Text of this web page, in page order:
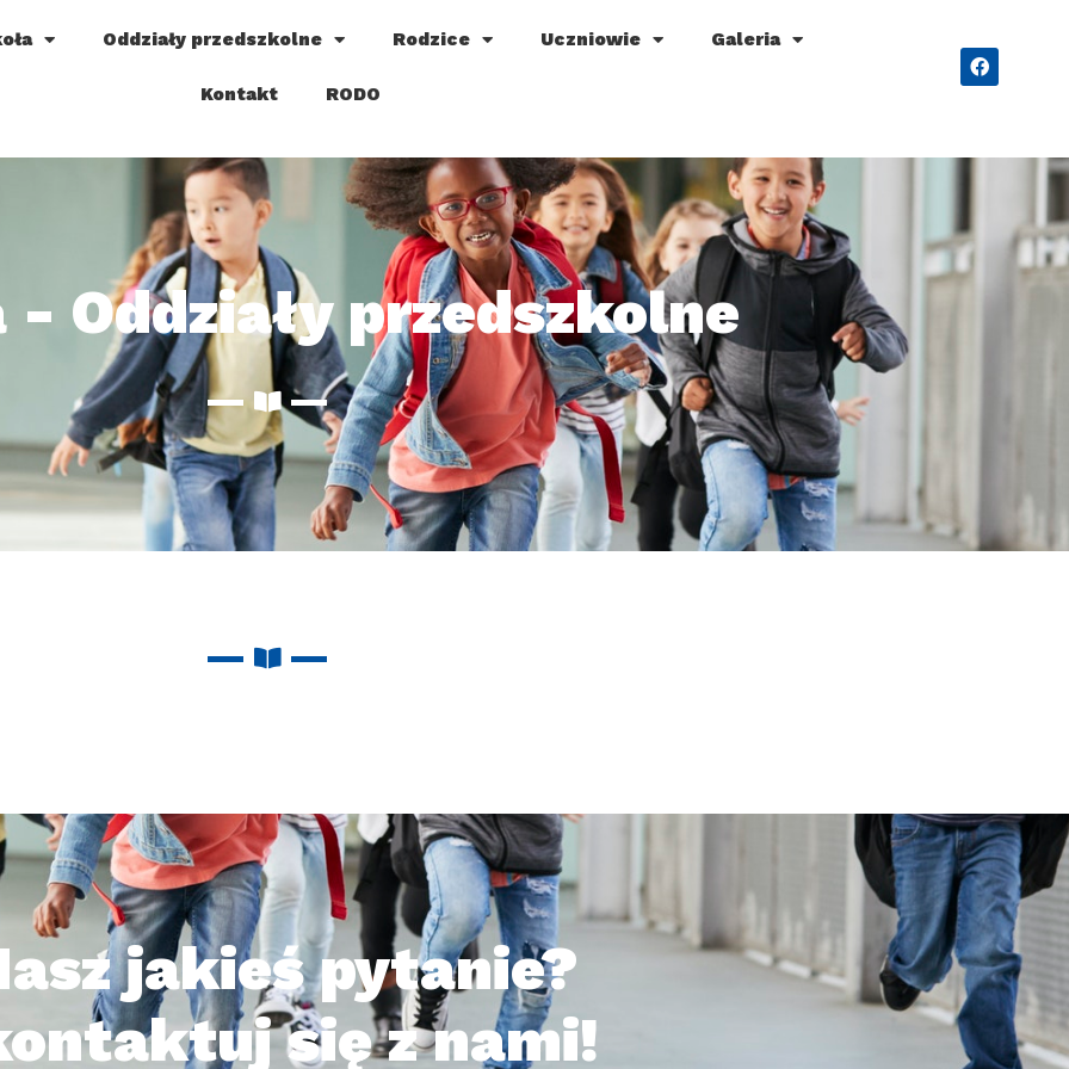
Oddziały przedszkolne Rodzice Uczniowie Galeria
Kontakt RODO
- Oddziały przedszkolne
jakieś pytanie?
się z nami!